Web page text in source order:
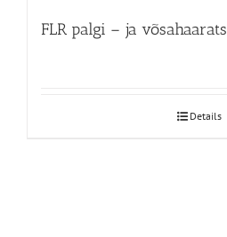
FLR palgi – ja võsahaarats
Details